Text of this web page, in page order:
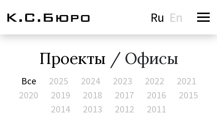
Ru En
Проекты / Офисы
Все 2025 2024 2023 2022
2021
2020
2019 2018 2017 2016
2015
2014
2013 2012 2011